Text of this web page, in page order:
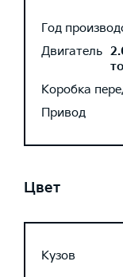
Год
Двигатель
Коробка
Привод
Цвет
Кузов